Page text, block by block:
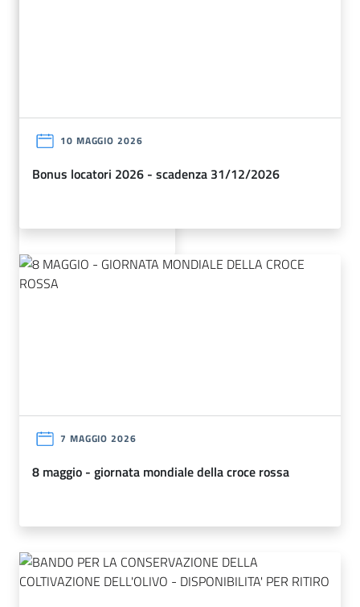
10 MAGGIO 2026
bonus locatori 2026 - scadenza 31/12/2026
7 MAGGIO 2026
8 maggio - giornata mondiale della croce rossa